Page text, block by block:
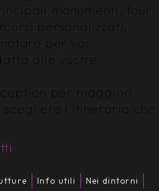
monumenti, tour
personalizzati,
per voi
alle vostre
per maggiori
l’itinerario che
Info utili Nei dintorni